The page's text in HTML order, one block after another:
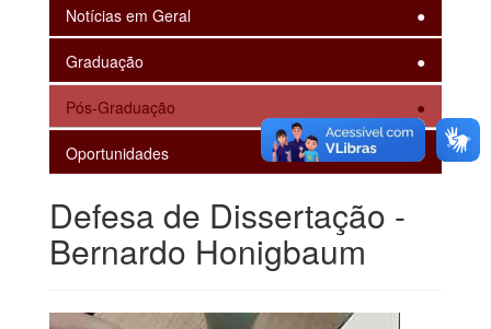
Notícias em Geral
Graduação
Pós-Graduação
Oportunidades
Defesa de Dissertação -
Bernardo Honigbaum